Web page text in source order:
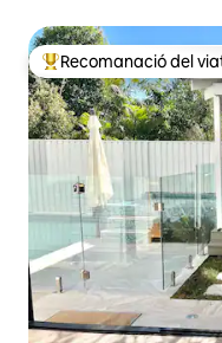
Principals
Recomanació del